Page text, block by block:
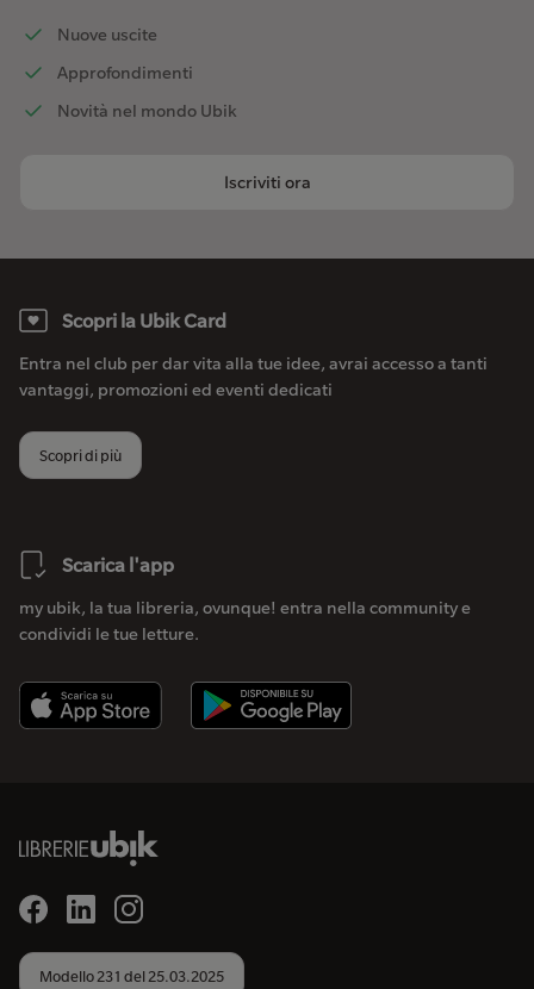
Nuove uscite
Approfondimenti
Novità nel mondo Ubik
Iscriviti ora
Scopri la Ubik Card
Entra nel club per dar vita alla tue idee, avrai accesso a tanti
vantaggi, promozioni ed eventi dedicati
Scopri di più
Scarica l'app
my ubik, la tua libreria, ovunque! entra nella community e
condividi le tue letture.
Modello 231 del 25.03.2025